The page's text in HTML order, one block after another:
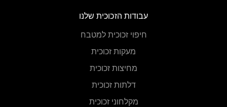
עבודות הזכוכית שלנו
חיפוי זכוכית למטבח
מעקות זכוכית
מחיצות זכוכית
דלתות זכוכית
מקלחוני זכוכית